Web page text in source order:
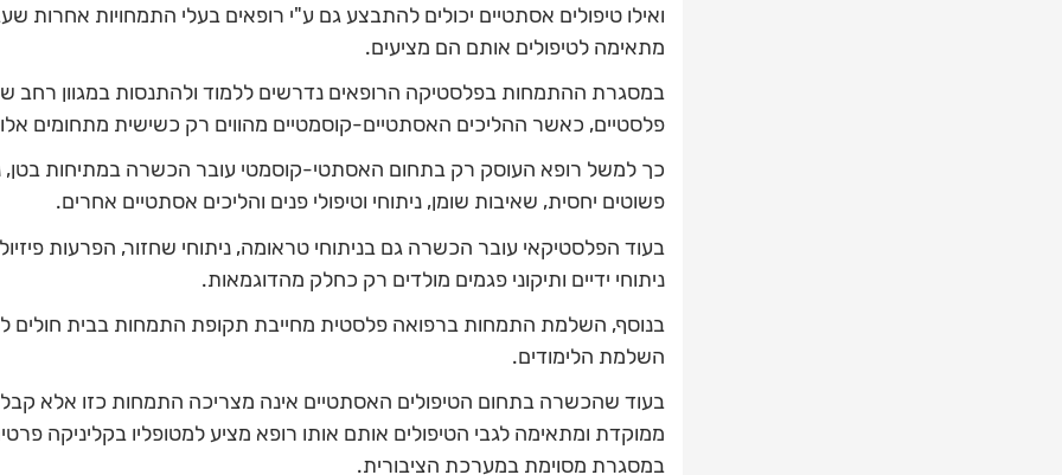
ואילו טיפולים אסתטיים יכולים להתבצע גם ע"י רופאים בעלי התמחויות אחרות
מתאימה לטיפולים אותם הם מציעים.
במסגרת ההתמחות בפלסטיקה הרופאים נדרשים ללמוד ולהתנסות במגוון רחב
פלסטיים, כאשר ההליכים האסתטיים-קוסמטיים מהווים רק כשישית מתחומים
כך למשל רופא העוסק רק בתחום האסתטי-קוסמטי עובר הכשרה במתיחות בטן,
פשוטים יחסית, שאיבות שומן, ניתוחי וטיפולי פנים והליכים אסתטיים אחרים.
בעוד הפלסטיקאי עובר הכשרה גם בניתוחי טראומה, ניתוחי שחזור, הפרעות
ניתוחי ידיים ותיקוני פגמים מולדים רק כחלק מהדוגמאות.
בנוסף, השלמת התמחות ברפואה פלסטית מחייבת תקופת התמחות בבית חולים
השלמת הלימודים.
בעוד שהכשרה בתחום הטיפולים האסתטיים אינה מצריכה התמחות כזו אלא
ממוקדת ומתאימה לגבי הטיפולים אותם אותו רופא מציע למטופליו בקליניקה
במסגרת מסוימת במערכת הציבורית.